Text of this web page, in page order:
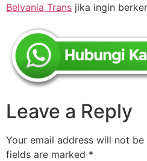
Belvania Trans jika ingin
Leave a Reply
Your email address will not be
fields are marked *